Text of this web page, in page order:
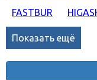
FASTBUR
Показать ещё